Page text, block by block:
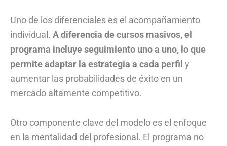
Uno de los diferenciales es el acompañamiento
individual. A diferencia de cursos masivos, el
programa incluye seguimiento uno a uno, lo que
permite adaptar la estrategia a cada perfil y
aumentar las probabilidades de éxito en un
mercado altamente competitivo.
Otro componente clave del modelo es el enfoque
en la mentalidad del profesional. El programa no